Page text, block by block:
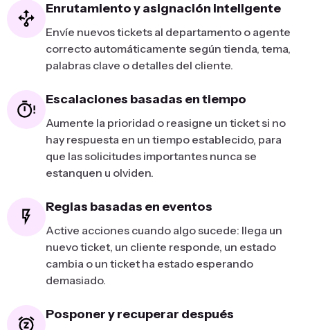
Enrutamiento y asignación inteligente
Envíe nuevos tickets al departamento o agente
correcto automáticamente según tienda, tema,
palabras clave o detalles del cliente.
Escalaciones basadas en tiempo
Aumente la prioridad o reasigne un ticket si no
hay respuesta en un tiempo establecido, para
que las solicitudes importantes nunca se
estanquen u olviden.
Reglas basadas en eventos
Active acciones cuando algo sucede: llega un
nuevo ticket, un cliente responde, un estado
cambia o un ticket ha estado esperando
demasiado.
Posponer y recuperar después